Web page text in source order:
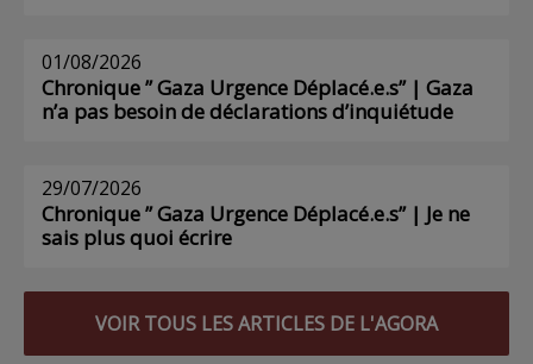
01/08/2026
Chronique ” Gaza Urgence Déplacé.e.s” | Gaza
n’a pas besoin de déclarations d’inquiétude
29/07/2026
Chronique ” Gaza Urgence Déplacé.e.s” | Je ne
sais plus quoi écrire
VOIR TOUS LES ARTICLES DE L'AGORA